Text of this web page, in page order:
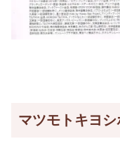
マツモトキヨシ